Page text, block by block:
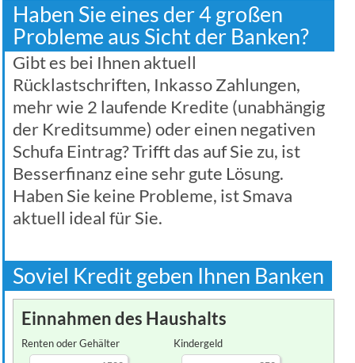
Haben Sie eines der 4 großen
Probleme aus Sicht der Banken?
Gibt es bei Ihnen aktuell
Rücklastschriften, Inkasso Zahlungen,
mehr wie 2 laufende Kredite (unabhängig
der Kreditsumme) oder einen negativen
Schufa Eintrag? Trifft das auf Sie zu, ist
Besserfinanz eine sehr gute Lösung.
Haben Sie keine Probleme, ist Smava
aktuell ideal für Sie.
Soviel Kredit geben Ihnen Banken
Einnahmen des Haushalts
Renten oder Gehälter Kindergeld